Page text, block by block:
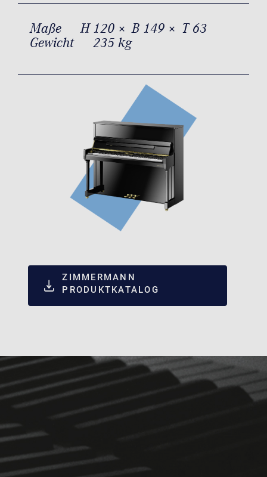
Maße
H 120 × B 149 × T 63
Gewicht
235 kg
ZIMMERMANN
PRODUKTKATALOG